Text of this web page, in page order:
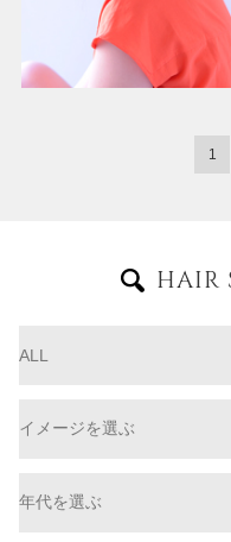
1
HAIR